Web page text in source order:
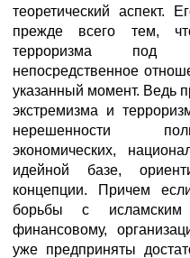
теоретический аспект.
прежде всего тем,
терроризма под
непосредственное
указанный момент. Ведь
экстремизма и
нерешенности
экономических,
идейной базе,
концепции. Причем
борьбы с исламским
финансовому,
уже предприняты